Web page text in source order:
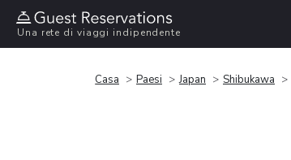
Una rete di viaggi indipendente
Casa Paesi Japan Shibukawa